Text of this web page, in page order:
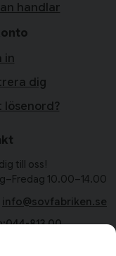
handlar
in
dig
lösenord?
till oss!
10.00–14.00
info@sovfabriken.se
044-813 00